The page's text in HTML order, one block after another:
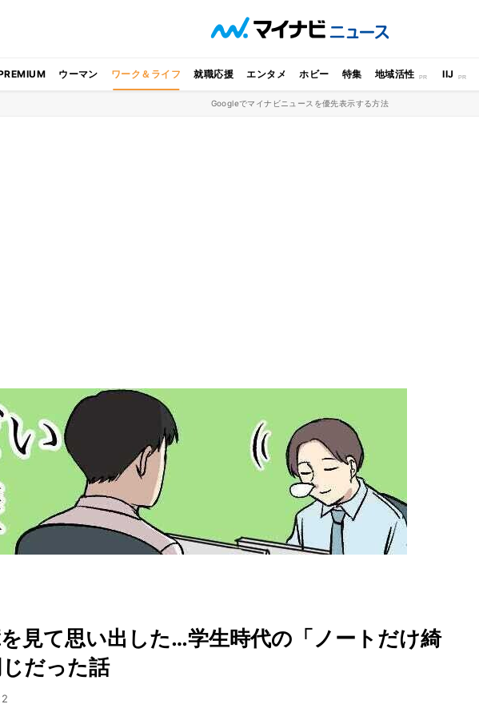
ウーマン ワーク＆ライフ 就職応援 エンタメ ホビー 特集 地域活性 IIJ
Googleでマイナビニュースを優先表示する方法
を見て思い出した…学生時代の「ノートだけ綺
だった話